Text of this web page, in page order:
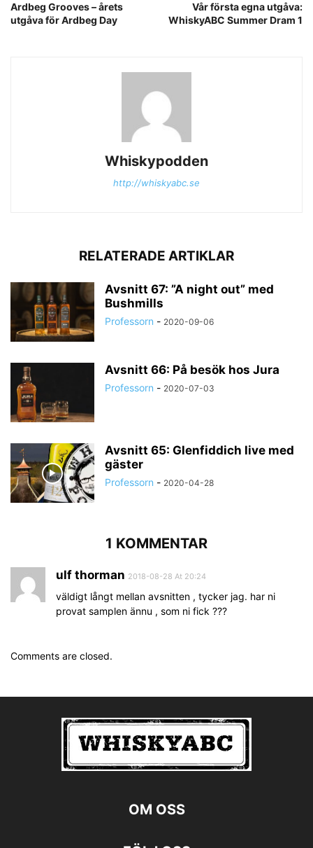
Ardbeg Grooves – årets
utgåva för Ardbeg Day
Vår första egna utgåva:
WhiskyABC Summer Dram 1
Whiskypodden
http://whiskyabc.se
RELATERADE ARTIKLAR
Avsnitt 67: ”A night out” med
Bushmills
Professorn - 2020-09-06
Avsnitt 66: På besök hos Jura
Professorn - 2020-07-03
Avsnitt 65: Glenfiddich live med
gäster
Professorn - 2020-04-28
1 KOMMENTAR
ulf thorman 2018-08-28 At 20:24
väldigt långt mellan avsnitten , tycker jag. har ni
provat samplen ännu , som ni fick ???
Comments are closed.
OM OSS